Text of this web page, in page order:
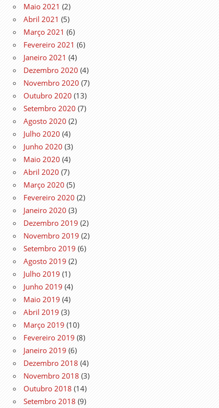
Maio 2021 (2)
Abril 2021 (5)
Março 2021 (6)
Fevereiro 2021 (6)
Janeiro 2021 (4)
Dezembro 2020 (4)
Novembro 2020 (7)
Outubro 2020 (13)
Setembro 2020 (7)
Agosto 2020 (2)
Julho 2020 (4)
Junho 2020 (3)
Maio 2020 (4)
Abril 2020 (7)
Março 2020 (5)
Fevereiro 2020 (2)
Janeiro 2020 (3)
Dezembro 2019 (2)
Novembro 2019 (2)
Setembro 2019 (6)
Agosto 2019 (2)
Julho 2019 (1)
Junho 2019 (4)
Maio 2019 (4)
Abril 2019 (3)
Março 2019 (10)
Fevereiro 2019 (8)
Janeiro 2019 (6)
Dezembro 2018 (4)
Novembro 2018 (3)
Outubro 2018 (14)
Setembro 2018 (9)